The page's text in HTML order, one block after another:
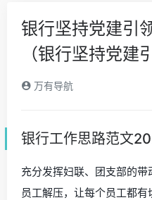
银行坚持党建引
（银行坚持党建
万有导航
银行工作思路范文
充分发挥妇联、团支部的
员工解压，让每个员工都